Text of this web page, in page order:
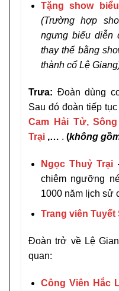
Tặng show
(Trường hợp
ngưng biểu diễn
thay thế bằng
thành cổ Lệ
Trưa: Đoàn dùng
Sau đó đoàn tiếp
Cam Hải Tử,
Trại ,… . (không
Ngọc Thuỷ Trại
chiêm ngưỡng
1000 năm lịch sử
Trang viên Tuyết
Đoàn trở về Lệ
quan:
Công Viên Hắc